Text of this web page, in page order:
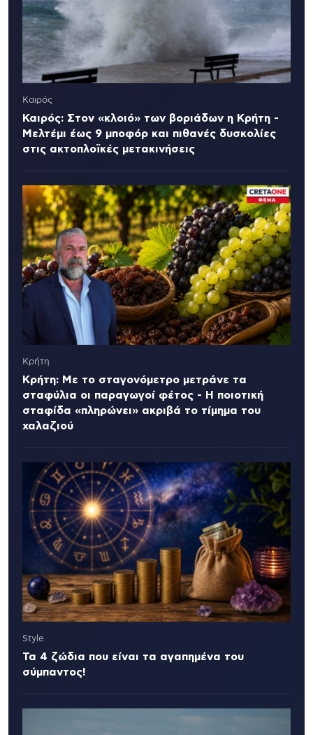
Καιρός
Καιρός: Στον «κλοιό» των βοριάδων η Κρήτη -
Μελτέμι έως 9 μποφόρ και πιθανές δυσκολίες
στις ακτοπλοϊκές μετακινήσεις
Κρήτη
Κρήτη: Με το σταγονόμετρο μετράνε τα
σταφύλια οι παραγωγοί φέτος - Η ποιοτική
σταφίδα «πληρώνει» ακριβά το τίμημα του
χαλαζιού
Style
Τα 4 ζώδια που είναι τα αγαπημένα του
σύμπαντος!